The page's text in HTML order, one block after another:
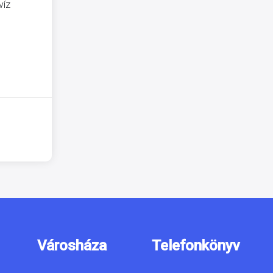
Városháza Telefonkönyv